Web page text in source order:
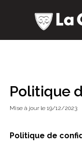
Politique
Mise à jour le 19/12/2023
Politique de